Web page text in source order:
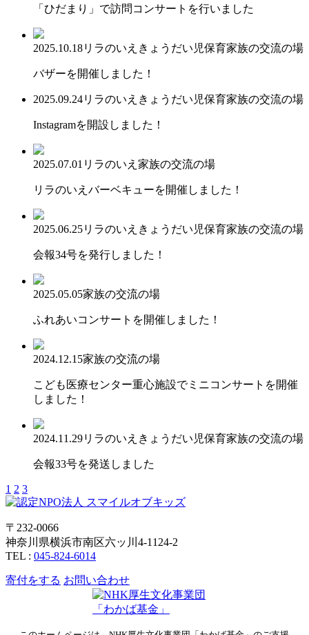
「ひだまり」で訪問コンサートを行いました
2025.10.18リラのいえ きょうだい児保育家族の交流の場
バザーを開催しました！
2025.09.24リラのいえ きょうだい児保育家族の交流の場
Instagramを開設しました！
2025.07.01 リラのいえ 家族の交流の場
リラのいえバーベキューを開催しました！
2025.06.25リラのいえ きょうだい児保育家族の交流の場
会報34号を発行しました！
2025.05.05家族の交流の場
ふれあいコンサートを開催しました！
2024.12.15家族の交流の場
こども医療センター重心施設でミニコンサートを開催
しました！
2024.11.29リラのいえ きょうだい児保育家族の交流の場
会報33号を発送しました
1 2 3
〒232-0066
神奈川県横浜市南区六ッ川4-1124-2
TEL : 045-824-6014
寄付をする お問い合わせ